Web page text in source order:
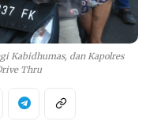
Kabidhumas, dan Kapolres
Thru